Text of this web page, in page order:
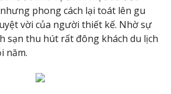
phong cách lại toát lên gu
vời của người thiết kế. Nhờ sự
sạn thu hút rất đông khách du lịch
năm.